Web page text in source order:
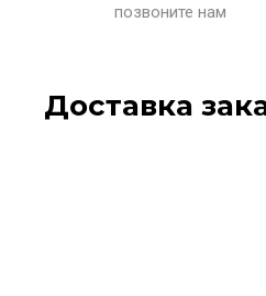
позвоните нам
Доставка